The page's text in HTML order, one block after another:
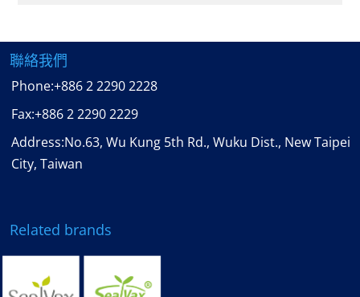
聯絡我們
Phone:+886 2 2290 2228
Fax:+886 2 2290 2229
Address:No.63, Wu Kung 5th Rd., Wuku Dist., New Taipei
City, Taiwan
Related brands